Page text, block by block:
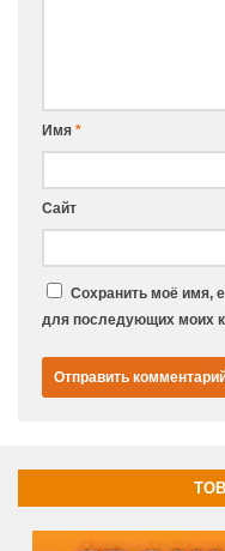
Имя *
Сайт
Сохранить моё имя,
для последующих моих